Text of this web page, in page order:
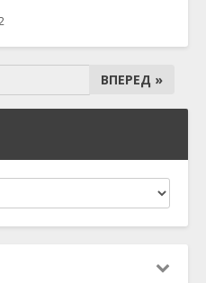
ВПЕРЕД »